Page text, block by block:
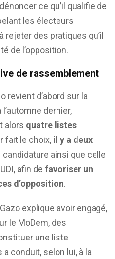
ce qu’il qualifie de
les électeurs
rejeter des pratiques qu’il
de l’opposition.
de rassemblement
revient d’abord sur la
dernier,
alors quatre listes
fait le choix, il y a deux
candidature ainsi que celle
afin de favoriser un
d’opposition.
explique avoir engagé,
le MoDem, des
une liste
conduit, selon lui, à la